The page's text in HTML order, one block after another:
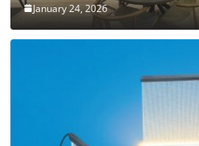
January 24, 2026